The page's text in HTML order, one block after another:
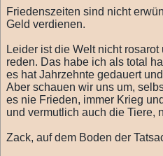
Friedenszeiten sind nicht
Geld verdienen.
Leider ist die Welt nicht
reden. Das habe ich als total
es hat Jahrzehnte gedauert
Aber schauen wir uns um,
es nie Frieden, immer Krieg
und vermutlich auch die Tiere,
Zack, auf dem Boden der